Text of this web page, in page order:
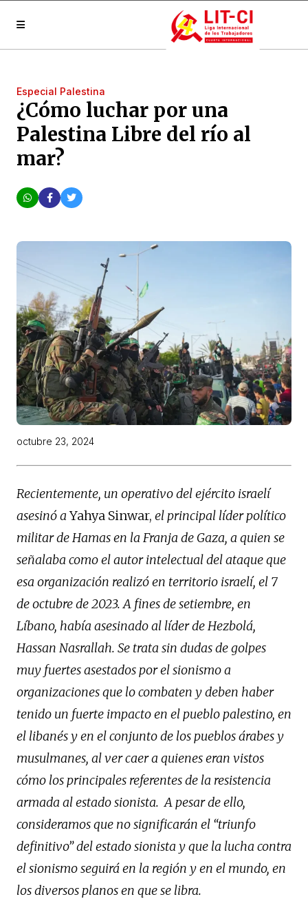
Especial Palestina
¿Cómo luchar por una
Palestina Libre del río al
mar?
octubre 23, 2024
Recientemente, un operativo del ejército israelí
asesinó aYahya Sinwar, el principal líder político
militar de Hamas en la Franja de Gaza, a quien se
señalaba como el autor intelectual del ataque que
esa organización realizó en territorio israelí, el 7
de octubre de 2023. A fines de setiembre, en
Líbano, había asesinado al líder de Hezbolá,
Hassan Nasrallah. Se trata sin dudas de golpes
muy fuertes asestados por el sionismo a
organizaciones que lo combaten y deben haber
tenido un fuerte impacto en el pueblo palestino, en
el libanés y en el conjunto de los pueblos árabes y
musulmanes, al ver caer a quienes eran vistos
cómo los principales referentes de la resistencia
armada al estado sionista. A pesar de ello,
consideramos que no significarán el “triunfo
definitivo” del estado sionista y que la lucha contra
el sionismo seguirá en la región y en el mundo, en
los diversos planos en que se libra.